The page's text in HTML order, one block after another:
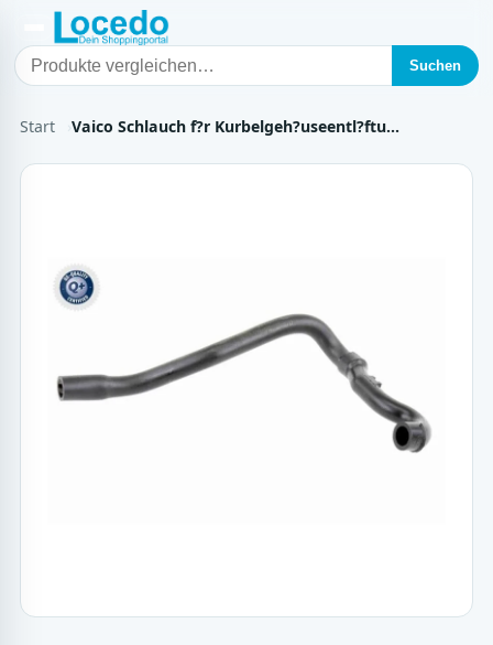
Suchen
Start Vaico Schlauch f?r Kurbelgeh?useentl?ftu…